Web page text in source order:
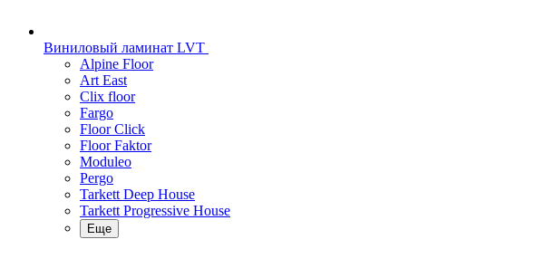
Виниловый ламинат LVT
Alpine Floor
Art East
Clix floor
Fargo
Floor Click
Floor Faktor
Moduleo
Pergo
Tarkett Deep House
Tarkett Progressive House
Еще